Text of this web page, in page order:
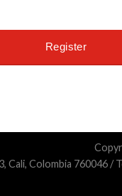
Cali, Colombia 760046